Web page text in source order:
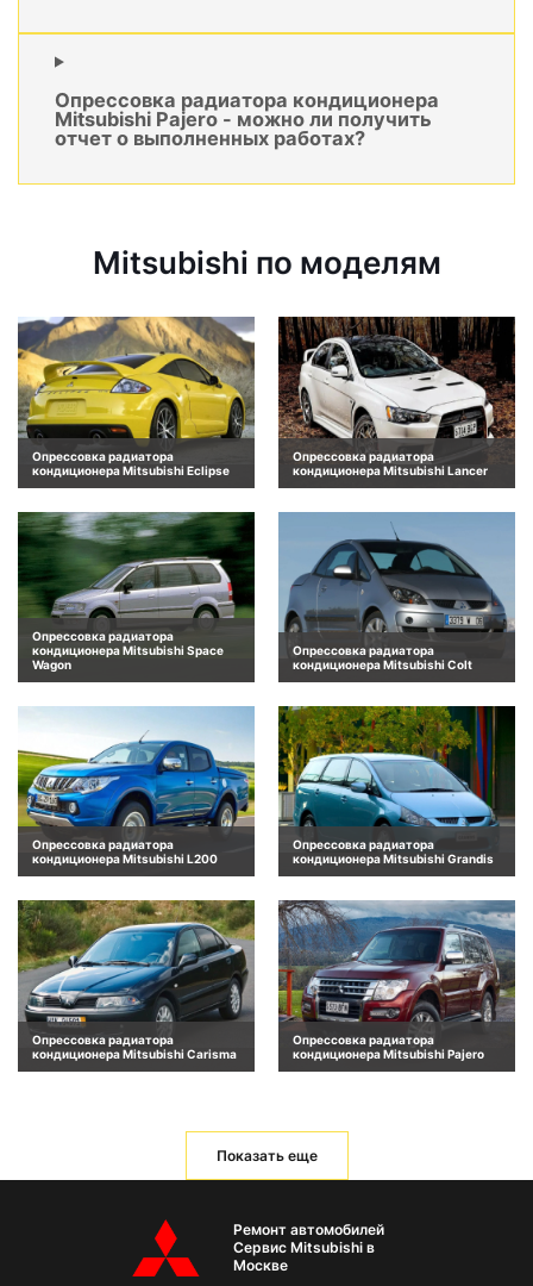
Опрессовка радиатора кондиционера
Mitsubishi Pajero - можно ли получить
отчет о выполненных работах?
Mitsubishi по моделям
Опрессовка радиатора
кондиционера Mitsubishi Eclipse
Опрессовка радиатора
кондиционера Mitsubishi Lancer
Опрессовка радиатора
кондиционера Mitsubishi Space
Wagon
Опрессовка радиатора
кондиционера Mitsubishi Colt
Опрессовка радиатора
кондиционера Mitsubishi L200
Опрессовка радиатора
кондиционера Mitsubishi Grandis
Опрессовка радиатора
кондиционера Mitsubishi Carisma
Опрессовка радиатора
кондиционера Mitsubishi Pajero
Показать еще
Ремонт автомобилей
Сервис Mitsubishi в
Москве